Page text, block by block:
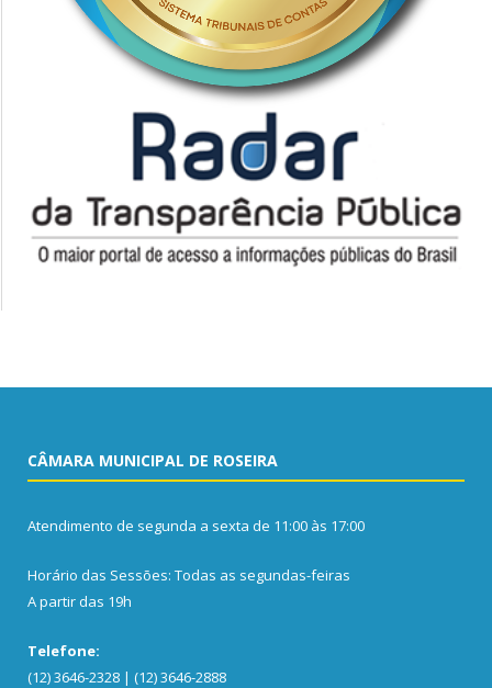
CÂMARA MUNICIPAL DE ROSEIRA
Atendimento de segunda a sexta de 11:00 às 17:00
Horário das Sessões: Todas as segundas-feiras
A partir das 19h
Telefone:
(12) 3646-2328 | (12) 3646-2888